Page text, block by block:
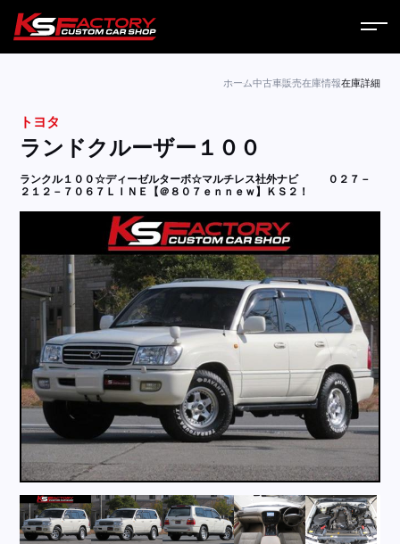
サービス
コラム
ニュース
営業日
お問い合わせ
採用情報
店舗問い合わせ
ホーム中古車販売在庫情報在庫詳細
トヨタ
ランドクルーザー１００
ランクル１００☆ディーゼルターボ☆マルチレス社外ナビ
０２７－
２１２－７０６７ＬＩＮＥ【＠８０７ｅｎｎｅｗ】ＫＳ２！